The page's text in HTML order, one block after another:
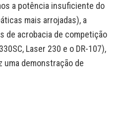
a potência insuficiente do
mais arrojadas), a
de acrobacia de competição
Laser 230 e o DR-107),
uma demonstração de